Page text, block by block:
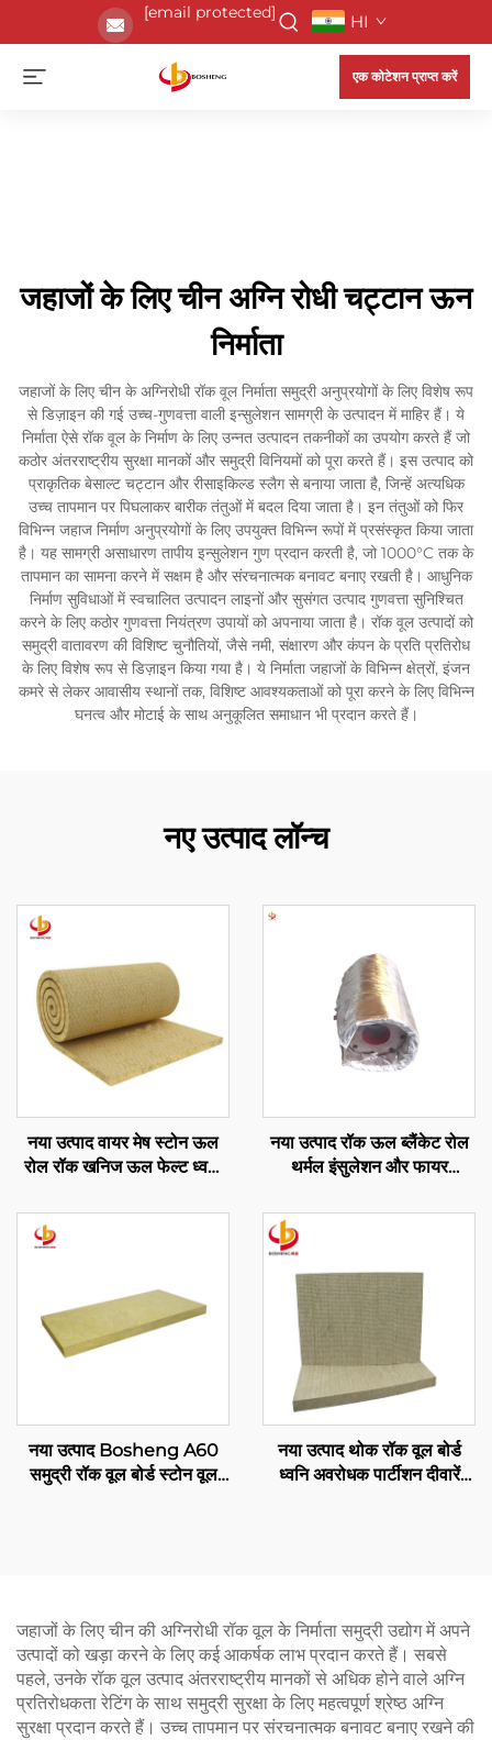
[email protected] HI
एक कोटेशन प्राप्त करें
जहाजों के लिए चीन अग्नि रोधी चट्टान ऊन
निर्माता
जहाजों के लिए चीन के अग्निरोधी रॉक वूल निर्माता समुद्री अनुप्रयोगों के लिए विशेष रूप
से डिज़ाइन की गई उच्च-गुणवत्ता वाली इन्सुलेशन सामग्री के उत्पादन में माहिर हैं। ये
निर्माता ऐसे रॉक वूल के निर्माण के लिए उन्नत उत्पादन तकनीकों का उपयोग करते हैं जो
कठोर अंतरराष्ट्रीय सुरक्षा मानकों और समुद्री विनियमों को पूरा करते हैं। इस उत्पाद को
प्राकृतिक बेसाल्ट चट्टान और रीसाइकिल्ड स्लैग से बनाया जाता है, जिन्हें अत्यधिक
उच्च तापमान पर पिघलाकर बारीक तंतुओं में बदल दिया जाता है। इन तंतुओं को फिर
विभिन्न जहाज निर्माण अनुप्रयोगों के लिए उपयुक्त विभिन्न रूपों में प्रसंस्कृत किया जाता
है। यह सामग्री असाधारण तापीय इन्सुलेशन गुण प्रदान करती है, जो 1000°C तक के
तापमान का सामना करने में सक्षम है और संरचनात्मक बनावट बनाए रखती है। आधुनिक
निर्माण सुविधाओं में स्वचालित उत्पादन लाइनों और सुसंगत उत्पाद गुणवत्ता सुनिश्चित
करने के लिए कठोर गुणवत्ता नियंत्रण उपायों को अपनाया जाता है। रॉक वूल उत्पादों को
समुद्री वातावरण की विशिष्ट चुनौतियों, जैसे नमी, संक्षारण और कंपन के प्रति प्रतिरोध
के लिए विशेष रूप से डिज़ाइन किया गया है। ये निर्माता जहाजों के विभिन्न क्षेत्रों, इंजन
कमरे से लेकर आवासीय स्थानों तक, विशिष्ट आवश्यकताओं को पूरा करने के लिए विभिन्न
घनत्व और मोटाई के साथ अनुकूलित समाधान भी प्रदान करते हैं।
नए उत्पाद लॉन्च
नया उत्पाद वायर मेष स्टोन ऊल
रोल रॉक खनिज ऊल फेल्ट ध्वनि
नया उत्पाद रॉक ऊल ब्लैंकेट रोल
थर्मल इंसुलेशन और फायर
लचीला इंसुलेशन कवर
नया उत्पाद Bosheng A60
समुद्री रॉक वूल बोर्ड स्टोन वूल
नया उत्पाद थोक रॉक वूल बोर्ड
ध्वनि अवरोधक पार्टीशन दीवारें
जहाजों के लिए चीन की अग्निरोधी रॉक वूल के निर्माता समुद्री उद्योग में अपने
उत्पादों को खड़ा करने के लिए कई आकर्षक लाभ प्रदान करते हैं। सबसे
पहले, उनके रॉक वूल उत्पाद अंतरराष्ट्रीय मानकों से अधिक होने वाले अग्नि
प्रतिरोधकता रेटिंग के साथ समुद्री सुरक्षा के लिए महत्वपूर्ण श्रेष्ठ अग्नि
सुरक्षा प्रदान करते हैं। उच्च तापमान पर संरचनात्मक बनावट बनाए रखने की